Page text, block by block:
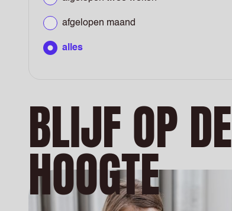
afgelopen maand
alles
BLIJF OP DE
HOOGTE